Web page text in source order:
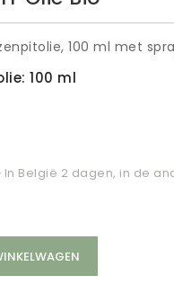
100 ml met
100 ml
In België 2 dagen, in de